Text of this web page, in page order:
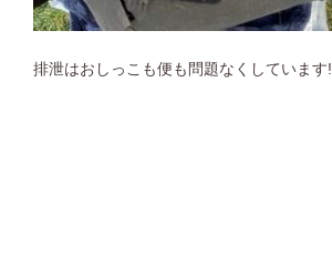
排泄はおしっこも便も問題なくしています!